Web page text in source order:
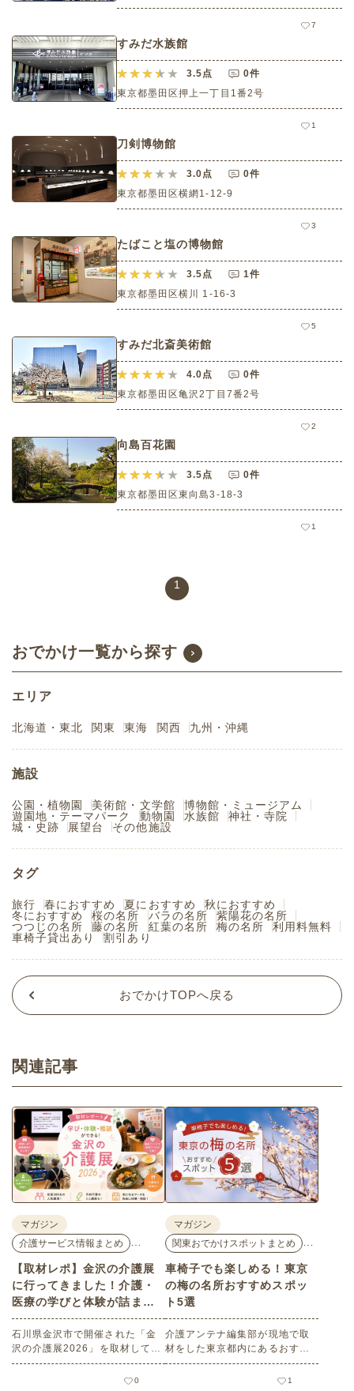
7
すみだ水族館
3.5点
0件
東京都墨田区押上一丁目1番2号
1
刀剣博物館
3.0点
0件
東京都墨田区横網1-12-9
3
たばこと塩の博物館
3.5点
1件
東京都墨田区横川 1-16-3
5
すみだ北斎美術館
4.0点
0件
東京都墨田区亀沢2丁目7番2号
2
向島百花園
3.5点
0件
東京都墨田区東向島3-18-3
1
1
おでかけ一覧から探す
エリア
北海道・東北 関東 東海 関西 九州・沖縄
施設
公園・植物園 美術館・文学館
博物館・ミュージアム
遊園地・テーマパーク
動物園 水族館
神社・寺院
城・史跡
展望台 その他施設
タグ
旅行 春におすすめ 夏におすすめ
秋におすすめ
冬におすすめ
桜の名所 バラの名所
紫陽花の名所
つつじの名所
藤の名所 紅葉の名所 梅の名所
利用料無料
車椅子貸出あり
割引あり
おでかけTOPへ戻る
関連記事
マガジン
介護サービス情報まとめ
…
【取材レポ】金沢の介護展
に行ってきました！介護・
医療の学びと体験が詰まっ
た1日。
石川県金沢市で開催された「金
沢の介護展2026」を取材してき
ました。医師による人気講演か
ら、気軽に参加できるミニ講
0
マガジン
関東おでかけスポットまとめ
…
車椅子でも楽しめる！東京
の梅の名所おすすめスポッ
ト5選
介護アンテナ編集部が現地で取
材をした東京都内にあるおすす
めの梅の名所を５選紹介しま
す。見どころはもちろんのこと
1